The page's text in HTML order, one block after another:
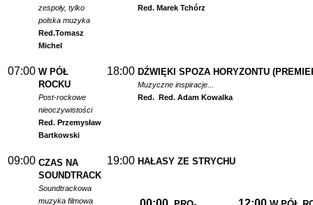
zespoły, tylko
polska muzyka
Red.Tomasz
Michel
Red. Marek Tchórz
07:00 W PÓŁ
ROCKU
Post-rockowe
nieoczywistości
Red. Przemysław
Bartkowski
18:00 DŹWIĘKI SPOZA HORYZONTU
Muzyczne inspiracje...
Red. Red. Adam Kowalka
09:00 CZAS NA
SOUNDTRACK
Soundtrackowa
muzyka filmowa
19:00 HAŁASY ZE STRYCHU